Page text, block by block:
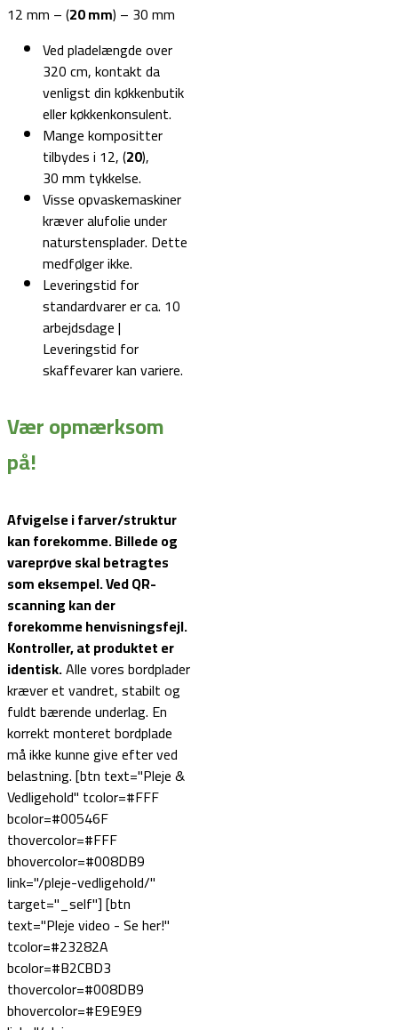
12 mm – (20 mm) – 30 mm
Ved pladelængde over
320 cm, kontakt da
venligst din køkkenbutik
eller køkkenkonsulent.
Mange kompositter
tilbydes i 12, (20),
30 mm tykkelse.
Visse opvaskemaskiner
kræver alufolie under
naturstensplader. Dette
medfølger ikke.
Leveringstid for
standardvarer er ca. 10
arbejdsdage |
Leveringstid for
skaffevarer kan variere.
Vær opmærksom
på!
Afvigelse i farver/struktur
kan forekomme. Billede og
vareprøve skal betragtes
som eksempel.Ved QR-
scanning kan der
forekomme henvisningsfejl.
Kontroller, at produktet er
identisk.Alle vores bordplader
kræver et vandret, stabilt og
fuldt bærende underlag. En
korrekt monteret bordplade
må ikke kunne give efter ved
belastning. [btn text="Pleje &
Vedligehold" tcolor=#FFF
bcolor=#00546F
thovercolor=#FFF
bhovercolor=#008DB9
link="/pleje-vedligehold/"
target="_self"] [btn
text="Pleje video - Se her!"
tcolor=#23282A
bcolor=#B2CBD3
thovercolor=#008DB9
bhovercolor=#E9E9E9